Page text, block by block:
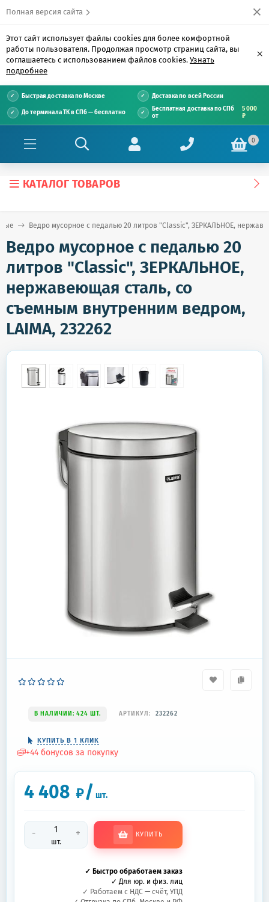
Полная версия сайта
Этот сайт использует файлы cookies для более комфортной
работы пользователя. Продолжая просмотр страниц сайта, вы
соглашаетесь с использованием файлов cookies. Узнать
подробнее
×
Быстрая доставка по Москве Доставка по всей России
До терминала ТК в СПб — бесплатно
Бесплатная доставка по СПб
от
5 000
₽
0
КАТАЛОГ ТОВАРОВ
Ведро мусорное с педалью 20 литров "Classic", ЗЕРКАЛЬНОЕ,
Ведро мусорное с педалью 20
литров "Classic", ЗЕРКАЛЬНОЕ,
нержавеющая сталь, со
съемным внутренним ведром,
LAIMA, 232262
В НАЛИЧИИ: 424 ШТ. АРТИКУЛ: 232262
КУПИТЬ В 1 КЛИК
+44 бонусов за покупку
4 408 ₽/ шт.
-
шт.
+ КУПИТЬ
✓ Быстро обработаем заказ
✓ Для юр. и физ. лиц
✓ Работаем с НДС — счёт, УПД